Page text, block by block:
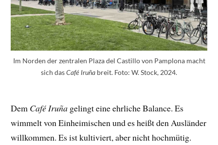
Im Norden der zentralen Plaza del Castillo von Pamplona macht
sich das Café Iruña breit. Foto: W. Stock, 2024.
Dem Café Iruña gelingt eine ehrliche Balance. Es
wimmelt von Einheimischen und es heißt den Ausländer
willkommen. Es ist kultiviert, aber nicht hochmütig.